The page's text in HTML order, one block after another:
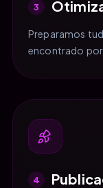
3
Preparamos
encontrado
4